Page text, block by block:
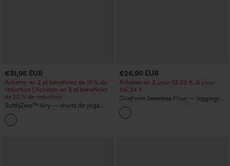
€31,95 EUR
Achetez-en 2 et bénéficiez de 10 % de
réduction | Achetez-en 3 et bénéficiez
de 20 % de réduction
SoftlyZero™ Airy — shorts de yoga
super taille haute 2-en-1 InstantCool
avec poches
€26,95 EUR
Achetez-en 3 pour 52,62 €, 6 pour
105,24 €
OneForm Seamless Flow — leggings de
yoga sans coutures, taille mi-haute, effet
gainant pour le ventre et liftant pour les
fesses